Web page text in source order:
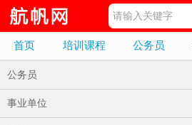
首页 培训课程 公务员
公务员
事业单位